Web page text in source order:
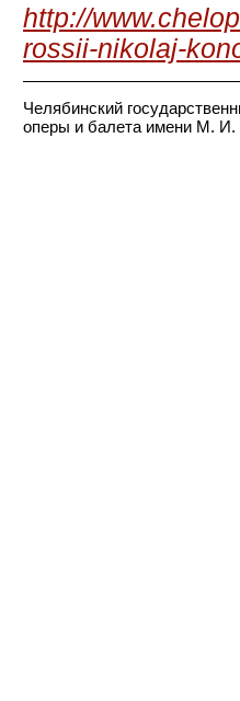
http://
rossii-nikolaj-
Челябинский
оперы и балета имени М. И.